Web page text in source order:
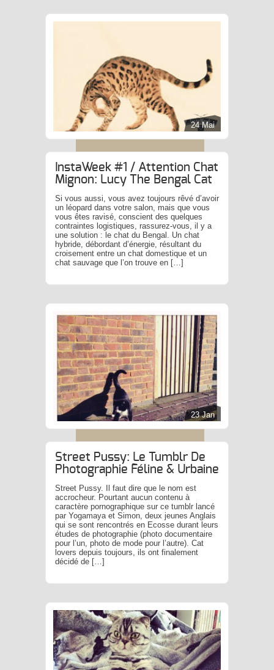
24 Mai
InstaWeek #1 / Attention Chat
Mignon: Lucy The Bengal Cat
Si vous aussi, vous avez toujours rêvé d’avoir
un léopard dans votre salon, mais que vous
vous êtes ravisé, conscient des quelques
contraintes logistiques, rassurez-vous, il y a
une solution : le chat du Bengal. Un chat
hybride, débordant d’énergie, résultant du
croisement entre un chat domestique et un
chat sauvage que l’on trouve en […]
23 Jan
Street Pussy: Le Tumblr De
Photographie Féline & Urbaine
Street Pussy. Il faut dire que le nom est
accrocheur. Pourtant aucun contenu à
caractère pornographique sur ce tumblr lancé
par Yogamaya et Simon, deux jeunes Anglais
qui se sont rencontrés en Ecosse durant leurs
études de photographie (photo documentaire
pour l’un, photo de mode pour l’autre). Cat
lovers depuis toujours, ils ont finalement
décidé de […]